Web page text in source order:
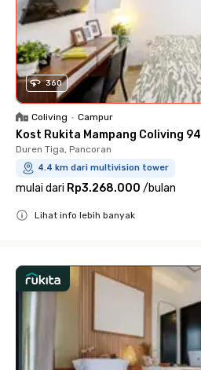
360
Coliving • Campur
Kost Rukita Mampang Coliving 94
Duren Tiga, Pancoran
4.4 km dari multivision tower
mulai dari Rp3.268.000 /bulan
Lihat info lebih banyak